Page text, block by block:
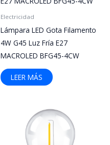
Electricidad
Lámpara LED Gota Filamento
4W G45 Luz Fría E27
MACROLED BFG45-4CW
LEER MÁS